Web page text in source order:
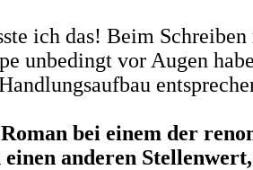
ich das! Beim Schreiben
unbedingt vor Augen
bei einem der
anderen